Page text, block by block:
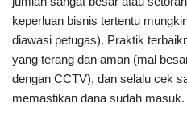
keperluan bisnis tertentu
diawasi petugas). Praktik
yang terang dan aman (mal
dengan CCTV), dan selalu cek
memastikan dana sudah masuk.